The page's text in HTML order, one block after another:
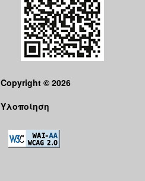
Copyright © 2026
Υλοποίηση